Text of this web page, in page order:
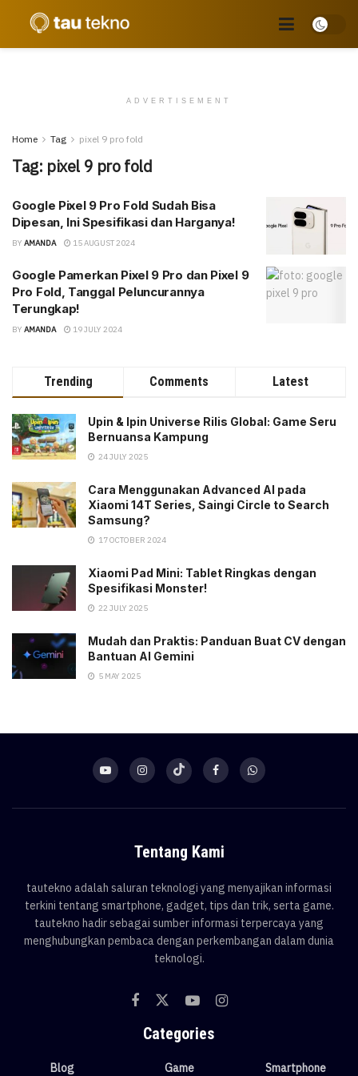
ADVERTISEMENT
Home Tag pixel 9 pro fold
Tag: pixel 9 pro fold
Google Pixel 9 Pro Fold Sudah Bisa
Dipesan, Ini Spesifikasi dan Harganya!
BY AMANDA 15 AUGUST 2024
Google Pamerkan Pixel 9 Pro dan Pixel 9
Pro Fold, Tanggal Peluncurannya
Terungkap!
BY AMANDA 19 JULY 2024
Trending Comments Latest
Upin & Ipin Universe Rilis Global: Game Seru
Bernuansa Kampung
24 JULY 2025
Cara Menggunakan Advanced AI pada
Xiaomi 14T Series, Saingi Circle to Search
Samsung?
17 OCTOBER 2024
Xiaomi Pad Mini: Tablet Ringkas dengan
Spesifikasi Monster!
22 JULY 2025
Mudah dan Praktis: Panduan Buat CV dengan
Bantuan AI Gemini
5 MAY 2025
Tentang Kami
tautekno adalah saluran teknologi yang menyajikan informasi
terkini tentang smartphone, gadget, tips dan trik, serta game.
tautekno hadir sebagai sumber informasi terpercaya yang
menghubungkan pembaca dengan perkembangan dalam dunia
teknologi.
Categories
Blog Game Smartphone